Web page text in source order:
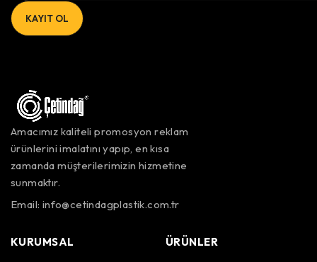
Amacımız kaliteli promosyon reklam
ürünlerini imalatını yapıp, en kısa
zamanda müşterilerimizin hizmetine
sunmaktır.
Email: info@cetindagplastik.com.tr
KURUMSAL ÜRÜNLER